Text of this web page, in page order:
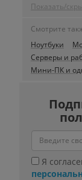
Показать/
Смотрите
Ноутбуки
Серверы и
Мини-ПК и
Я